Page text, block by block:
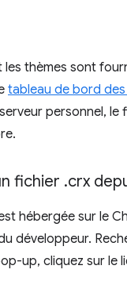
les thèmes sont
tableau de bord
personnel, le
fichier .crx
hébergée sur le
développeur.
up, cliquez sur le